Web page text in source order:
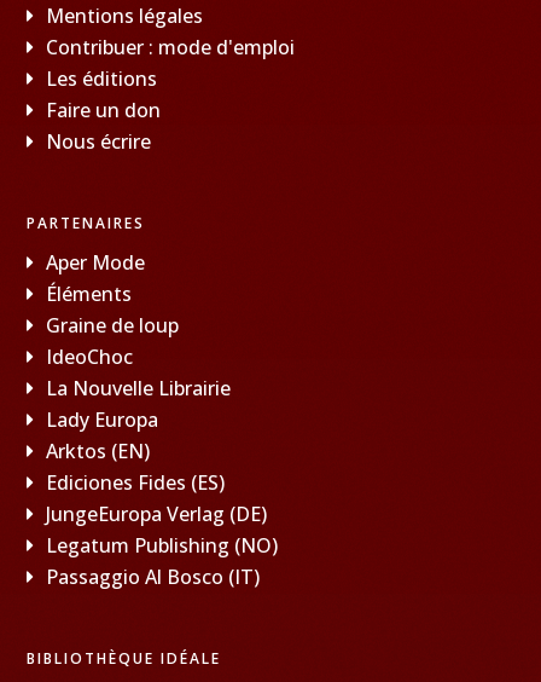
Mentions légales
Contribuer : mode d'emploi
Les éditions
Faire un don
Nous écrire
PARTENAIRES
Aper Mode
Éléments
Graine de loup
IdeoChoc
La Nouvelle Librairie
Lady Europa
Arktos (EN)
Ediciones Fides (ES)
JungeEuropa Verlag (DE)
Legatum Publishing (NO)
Passaggio Al Bosco (IT)
BIBLIOTHÈQUE IDÉALE